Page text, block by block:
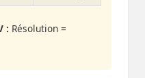
: Résolution =